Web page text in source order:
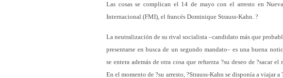
Las cosas se complican el 14 de mayo con el arresto en
Internacional (FMI), el francés Dominique Strauss-Kahn. ?
La neutralización de su rival socialista –candidato más que
presentarse en busca de un segundo mandato– es una buena
se entera además de otra cosa que refuerza ?su deseo de ?sacar
En el momento de ?su arresto, ?Strauss-Kahn se disponía a